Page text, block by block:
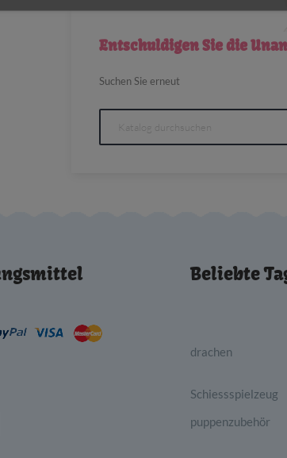
Entschuldigen Sie die
Suchen Sie erneut
Beliebte
drachen
Schiessspielzeug
puppenzubehör